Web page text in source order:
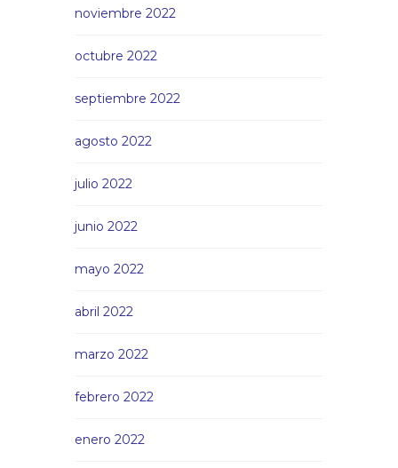
noviembre 2022
octubre 2022
septiembre 2022
agosto 2022
julio 2022
junio 2022
mayo 2022
abril 2022
marzo 2022
febrero 2022
enero 2022